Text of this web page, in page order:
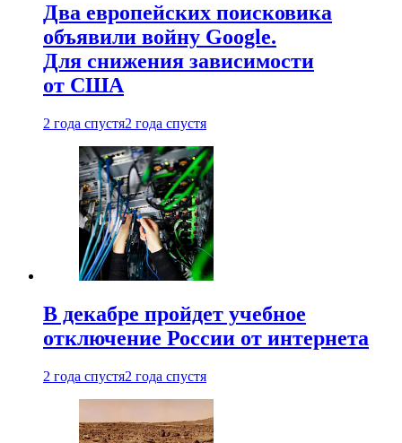
Два европейских поисковика
объявили войну Google.
Для снижения зависимости
от США
2 года спустя2 года спустя
В декабре пройдет учебное
отключение России от интернета
2 года спустя2 года спустя